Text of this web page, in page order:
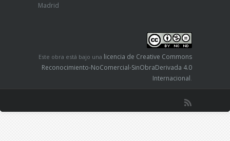
Madrid
Este obra está bajo una licencia de Creative Commons
Reconocimiento-NoComercial-SinObraDerivada 4.0
Internacional